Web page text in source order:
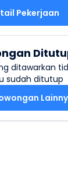
Pekerjaan
ditawarkan
sudah ditutup